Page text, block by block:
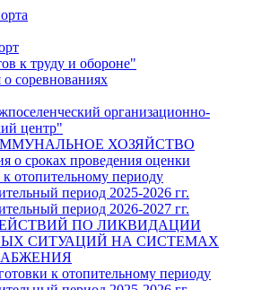
к труду и обороне"
соревнованиях
организационно-
центр"
ХОЗЯЙСТВО
о сроках проведения оценки
к отопительному периоду
период 2025-2026 гг.
период 2026-2027 гг.
ПО ЛИКВИДАЦИИ
СИТУАЦИЙ НА СИСТЕМАХ
к отопительному периоду